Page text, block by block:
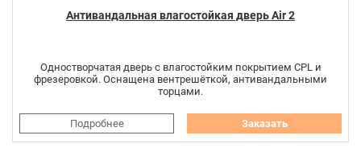
Антивандальная влагостойкая дверь Air 2
Одностворчатая дверь с влагостойким покрытием CPL и
фрезеровкой. Оснащена вентрешёткой, антивандальными
торцами.
Подробнее Заказать